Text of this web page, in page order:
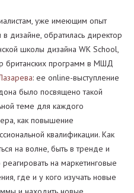
уже имеющим опыт
дизайне, обратилась директор
школы дизайна WK School,
британских программ в МШД
: ее online-выступление
было посвящено такой
теме для каждого
как повышение
квалификации. Как
на волне, быть в тренде и
на маркетинговые
где и у кого изучать новые